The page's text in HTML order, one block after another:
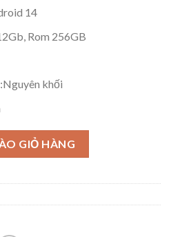
14
Rom 256GB
Nguyên khối
256GB số lượng
GIỎ HÀNG